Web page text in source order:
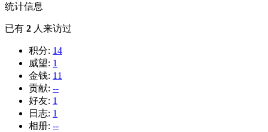
统计信息
已有 2 人来访过
积分: 14
威望: 1
金钱: 11
贡献: --
好友: 1
日志: 1
相册: --